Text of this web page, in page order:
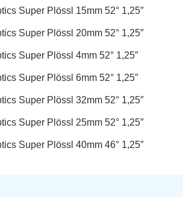
Super Plössl 15mm 52° 1,25″
Super Plössl 20mm 52° 1,25″
Okulár TS Optics Super Plössl 4mm 52° 1,25″
Okulár TS Optics Super Plössl 6mm 52° 1,25″
Super Plössl 32mm 52° 1,25″
Super Plössl 25mm 52° 1,25″
Super Plössl 40mm 46° 1,25″